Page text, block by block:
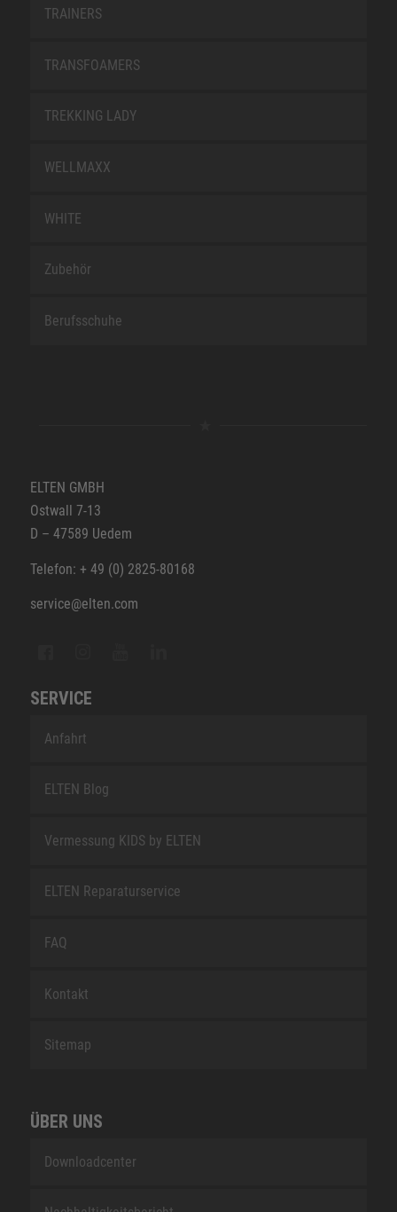
TRAINERS
TRANSFOAMERS
TREKKING LADY
WELLMAXX
WHITE
Zubehör
Berufsschuhe
ELTEN GMBH
Ostwall 7-13
D – 47589 Uedem
Telefon: + 49 (0) 2825-80168
service@elten.com
SERVICE
Anfahrt
ELTEN Blog
Vermessung KIDS by ELTEN
ELTEN Reparaturservice
FAQ
Kontakt
Sitemap
ÜBER UNS
Downloadcenter